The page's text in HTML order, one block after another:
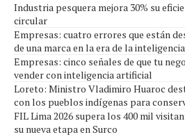
Industria pesquera mejora 30% su
circular
Empresas: cuatro errores que están
de una marca en la era de la
Empresas: cinco señales de que tu
vender con inteligencia artificial
Loreto: Ministro Vladimiro Huaroc
con los pueblos indígenas para
FIL Lima 2026 supera los 400 mil
su nueva etapa en Surco